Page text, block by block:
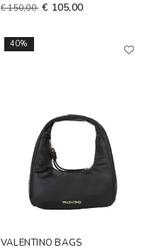
€ 150,00 € 105,00
40%
VALENTINO BAGS